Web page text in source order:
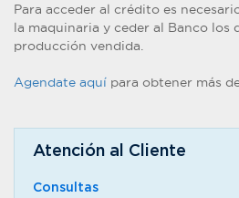
Para acceder al crédito es
la maquinaria y ceder al Banco los
producción vendida.
Agendate aquí para obtener más
Atención al Cliente
Consultas